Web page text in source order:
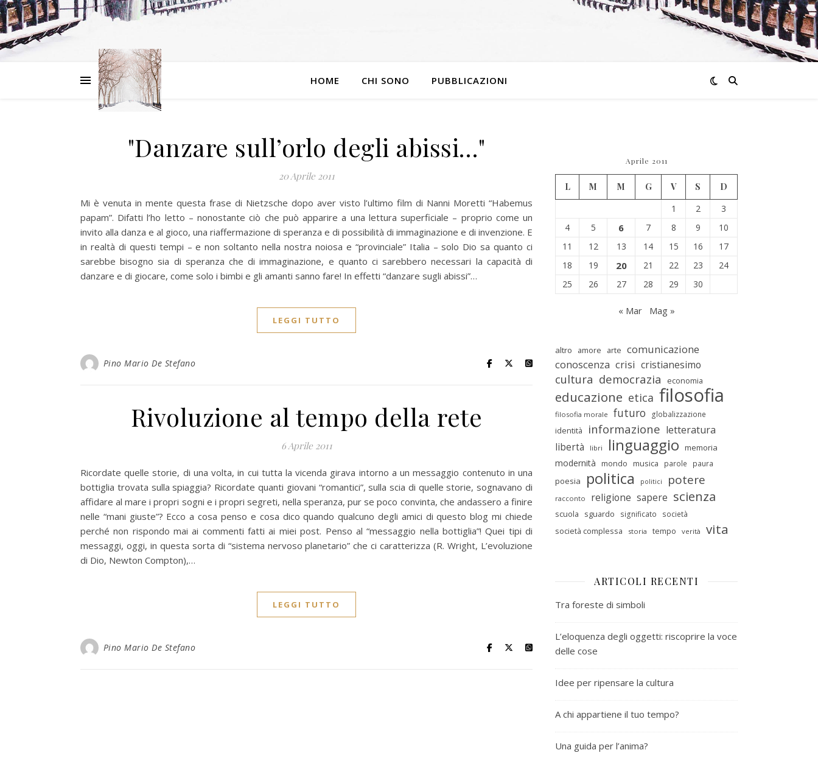
HOME CHI SONO PUBBLICAZIONI
"Danzare sull’orlo degli abissi…"
20 Aprile 2011
Mi è venuta in mente questa frase di Nietzsche dopo aver visto l’ultimo film di Nanni Moretti “Habemus
papam”. Difatti l’ho letto – nonostante ciò che può apparire a una lettura superficiale – proprio come un
invito alla danza e al gioco, una riaffermazione di speranza e di possibilità di immaginazione e di invenzione. E
in realtà di questi tempi – e non soltanto nella nostra noiosa e “provinciale” Italia – solo Dio sa quanto ci
sarebbe bisogno sia di speranza che di immaginazione, e quanto ci sarebbero necessari la capacità di
danzare e di giocare, come solo i bimbi e gli amanti sanno fare! In effetti “danzare sugli abissi”…
LEGGI TUTTO
Pino Mario De Stefano
Rivoluzione al tempo della rete
6 Aprile 2011
Ricordate quelle storie, di una volta, in cui tutta la vicenda girava intorno a un messaggio contenuto in una
bottiglia trovata sulla spiaggia? Ricordate quanti giovani “romantici”, sulla scia di quelle storie, sognavano di
affidare al mare i propri sogni e i propri segreti, nella speranza, pur se poco convinta, che andassero a finire
nelle “mani giuste”? Ecco a cosa penso e cosa dico quando qualcuno degli amici di questo blog mi chiede
perché non rispondo mai ai commenti fatti ai miei post. Penso al “messaggio nella bottiglia”! Quei tipi di
messaggi, oggi, in questa sorta di “sistema nervoso planetario” che ci caratterizza (R. Wright, L’evoluzione
di Dio, Newton Compton),…
LEGGI TUTTO
Pino Mario De Stefano
Aprile 2011
L M M G V S
D
1
2
3
4
5 6 7 8 9
10
11
12 13 14 15 16
17
18
19 20 21 22 23
24
25
26 27 28 29 30
« Mar Mag »
altro amore arte comunicazione
conoscenza crisi cristianesimo
cultura democrazia economia
educazione etica filosofia
filosofia morale futuro globalizzazione
identità informazione letteratura
libertà
libri linguaggio memoria
modernità mondo musica parole paura
poesia politica politici potere
racconto religione sapere scienza
scuola sguardo significato società
società complessa storia tempo verità vita
ARTICOLI RECENTI
Tra foreste di simboli
L’eloquenza degli oggetti: riscoprire la voce
delle cose
Idee per ripensare la cultura
A chi appartiene il tuo tempo?
Una guida per l’anima?